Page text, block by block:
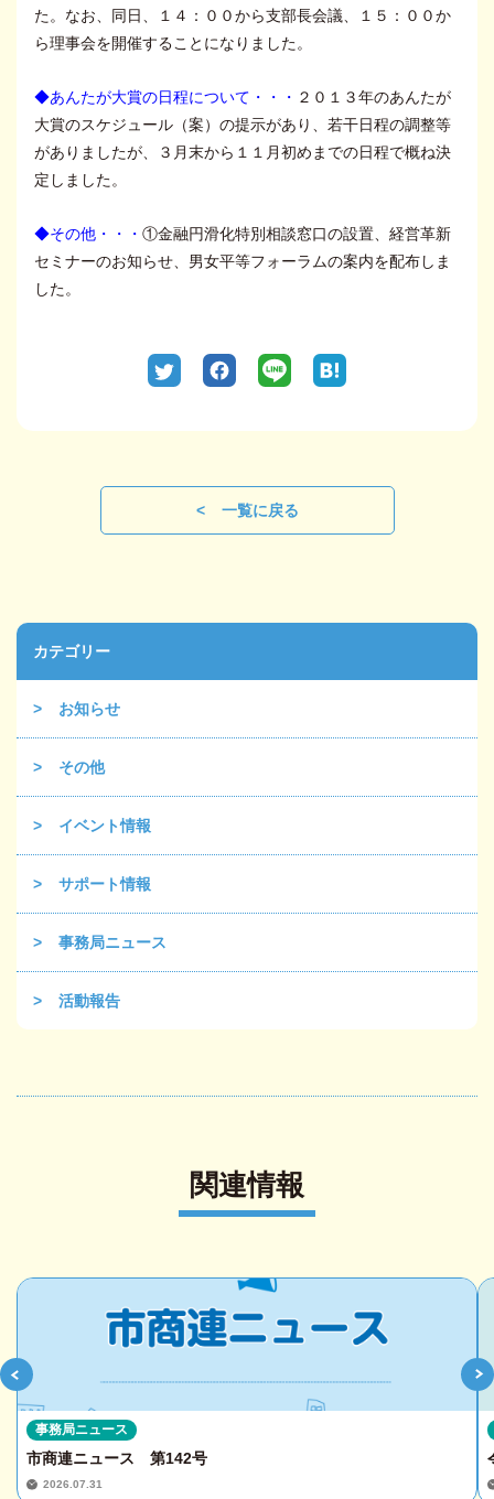
た。なお、同日、１４：００から支部長会議、１５：００か
ら理事会を開催することになりました。
◆あんたが大賞の日程について・・・ ２０１３年のあんたが
大賞のスケジュール（案）の提示があり、若干日程の調整等
がありましたが、３月末から１１月初めまでの日程で概ね決
定しました。
◆その他・・・ ①金融円滑化特別相談窓口の設置、経営革新
セミナーのお知らせ、男女平等フォーラムの案内を配布しま
した。
一覧に戻る
カテゴリー
お知らせ
その他
イベント情報
サポート情報
事務局ニュース
活動報告
関連情報
市商連ニュース 第142号
2026.07.31
事務局ニュース